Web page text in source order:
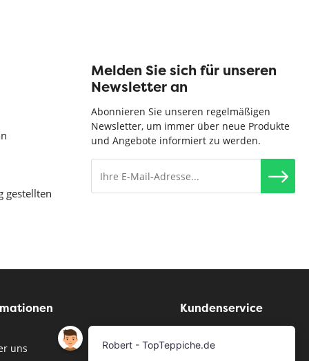
gestellten
Melden Sie sich für unseren
Newsletter an
Abonnieren Sie unseren regelmäßigen
Newsletter, um immer über neue Produkte
und Angebote informiert zu werden.
uns
Kundenservice
Musterservice